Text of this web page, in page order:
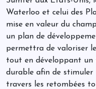
Waterloo et celui des
mise en valeur du
un plan de
permettra de valoriser
tout en développant
durable afin de stimuler
travers les retombées